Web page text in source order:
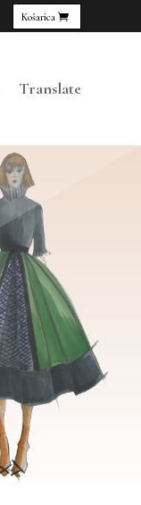
Košarica
Translate